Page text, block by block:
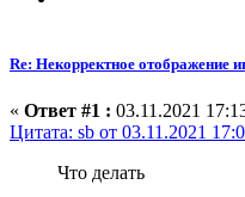
Re: Некорректное отображение
« Ответ #1 : 03.11.2021
Цитата: sb от 03.11.2021
Что делать